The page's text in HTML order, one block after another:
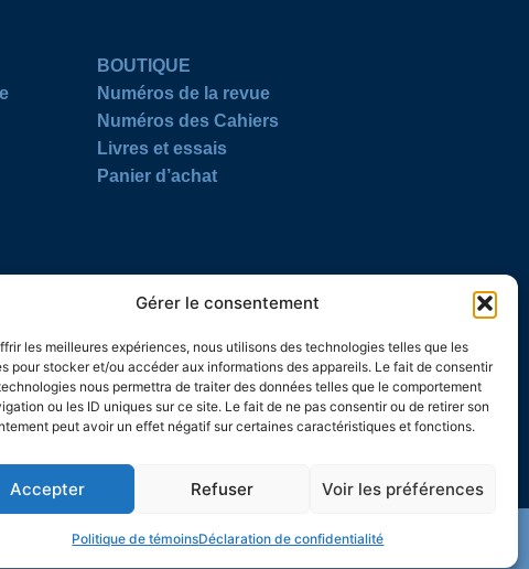
Gérer le consentement
les meilleures expériences, nous utilisons des technologies telles que les
pour stocker et/ou accéder aux informations des appareils. Le fait de consentir
nous permettra de traiter des données telles que le comportement
ou les ID uniques sur ce site. Le fait de ne pas consentir ou de retirer son
peut avoir un effet négatif sur certaines caractéristiques et fonctions.
Accepter Refuser Voir les préférences
Politique de témoinsDéclaration de confidentialité
BOUTIQUE
Numéros de la revue
Numéros des Cahiers
Livres et essais
Panier d’achat
SUIVEZ-NOUS
© 2026 L’Action nationale